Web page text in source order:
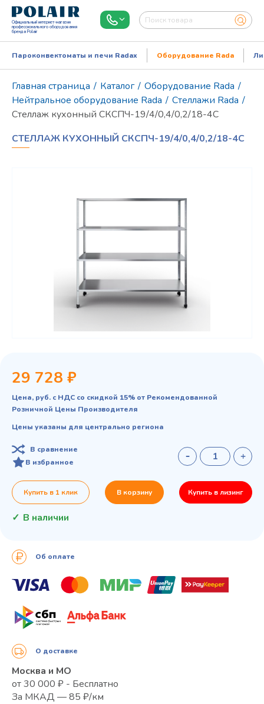
Официальный интернет-магазин
профессионального оборудования
бренда Polair
Режим работы:Пн..Пт: 9.00-18.00
Пароконвектоматы и печи Radax Оборудование Rada
Главная страница / Каталог / Оборудование Rada /
Нейтральное оборудование Rada / Стеллажи Rada /
Стеллаж кухонный СКСПЧ-19/4/0,4/0,2/18-4С
СТЕЛЛАЖ КУХОННЫЙ СКСПЧ-19/4/0,4/0,2/18-4С
29 728 ₽
Цена, руб. с НДС со скидкой 15% от Рекомендованной
Розничной Цены Производителя
Цены указаны для центрально региона
В сравнение
В избранное
Купить в 1 клик В корзину Купить в лизинг
В наличии
Об оплате
О доставке
Москва и МО
от 30 000 ₽ - Бесплатно
За МКАД — 85 ₽/км